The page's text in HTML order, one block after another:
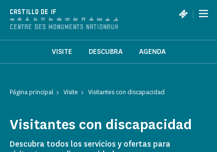
CASTILLO DE IF |
VISITE DESCUBRA AGENDA
Página principal Visite Visitantes con discapacidad
Visitantes con discapacidad
Descubra todos los servicios y ofertas para